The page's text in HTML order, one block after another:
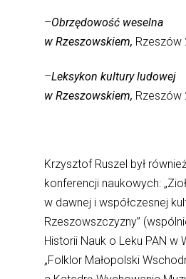
–Obrzędowość weselna
w Rzeszowskiem, Rzeszów
–Leksykon kultury ludowej
w Rzeszowskiem, Rzeszów
Krzysztof Ruszel był
konferencji naukowych:
w dawnej i współczesnej
Rzeszowszczyzny”
Historii Nauk o Leku PAN w
„Folklor Małopolski